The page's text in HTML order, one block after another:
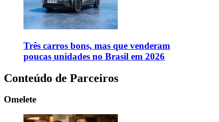
Três carros bons, mas que venderam
poucas unidades no Brasil em 2026
Conteúdo de Parceiros
Omelete